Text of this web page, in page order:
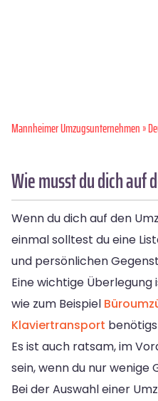
Mannheimer Umzugsunternehmen»
Wie musst du dich auf
Wenn du dich auf den
einmal solltest du eine
und persönlichen
Eine wichtige
wie zum Beispiel
Klaviertransport
Es ist auch ratsam, im
sein, wenn du nur
Bei der Auswahl einer